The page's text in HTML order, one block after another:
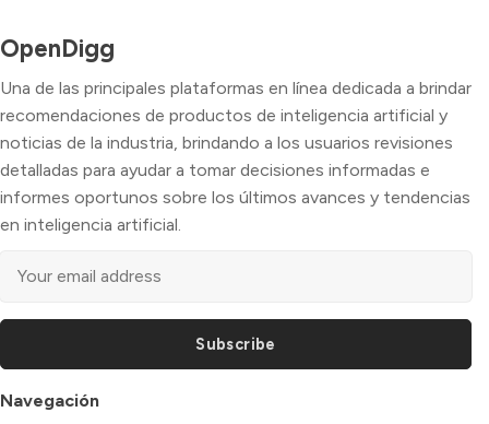
OpenDigg
Una de las principales plataformas en línea dedicada a brindar
recomendaciones de productos de inteligencia artificial y
noticias de la industria, brindando a los usuarios revisiones
detalladas para ayudar a tomar decisiones informadas e
informes oportunos sobre los últimos avances y tendencias
en inteligencia artificial.
Subscribe
Navegación